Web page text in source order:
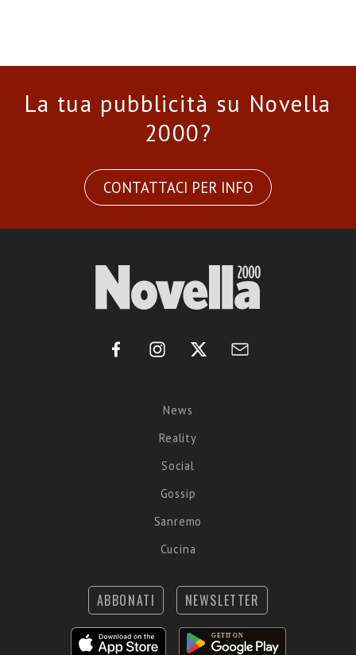
La tua pubblicità su Novella
2000?
CONTATTACI PER INFO
News
Reality
Social
Gossip
Sanremo
Cucina
ABBONATI NEWSLETTER